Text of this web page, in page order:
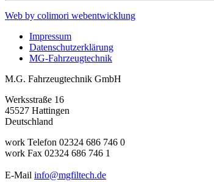
Web by colimori webentwicklung
Impressum
Datenschutzerklärung
MG-Fahrzeugtechnik
M.G. Fahrzeugtechnik GmbH
Werksstraße 16
45527 Hattingen
Deutschland
work Telefon 02324 686 746 0
work Fax 02324 686 746 1
E-Mail info@mgfiltech.de